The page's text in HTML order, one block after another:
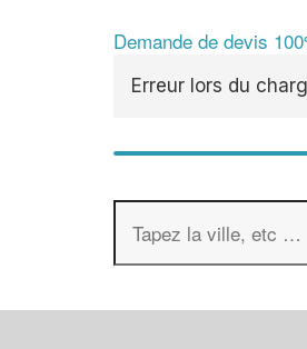
Demande de devis
Erreur lors du